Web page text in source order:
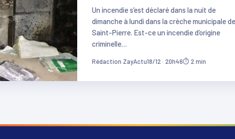
Un incendie s’est déclaré dans la nuit de
dimanche à lundi dans la crèche municipale de
Saint-Pierre. Est-ce un incendie d’origine
criminelle…
Rédaction ZayActu18/12 · 20h46⏱ 2 min